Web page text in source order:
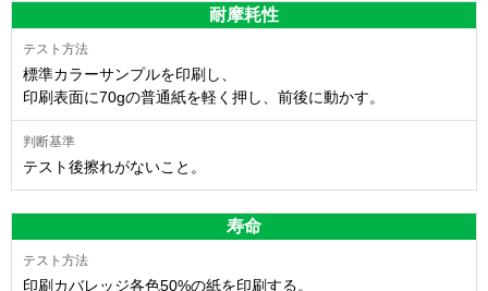
耐摩耗性
標準カラーサンプルを印刷し、
印刷表面に70gの普通紙を軽く押し、前後に動かす。
テスト後擦れがないこと。
寿命
印刷カバレッジ各色50%の紙を印刷する。